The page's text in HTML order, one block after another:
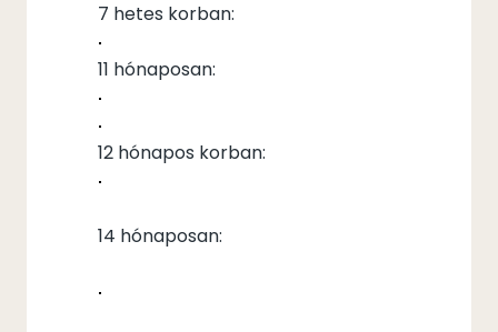
7 hetes korban:
11 hónaposan:
12 hónapos korban:
14 hónaposan: